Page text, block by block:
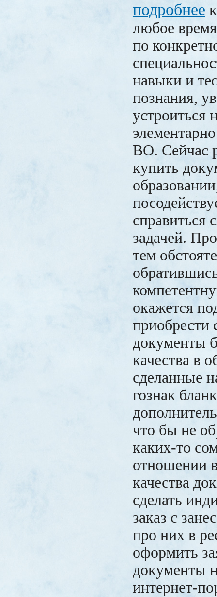
подробнее
любое
по
навыки и
познания,
устроиться
ВО. Сейчас
купить
справиться
задачей.
тем
окажется
приобрести
документы
качества в
сделанные
гознак
что бы не
каких-то
отношении
качества
сделать
заказ с
про них в
оформить
документы
интернет-